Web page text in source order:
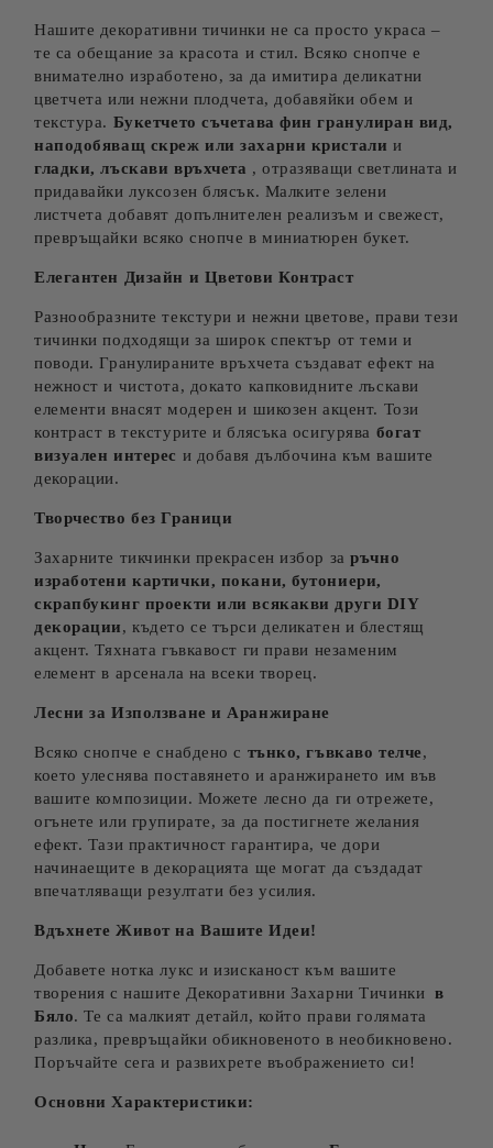
Нашите декоративни тичинки не са просто украса –
те са обещание за красота и стил. Всяко снопче е
внимателно изработено, за да имитира деликатни
цветчета или нежни плодчета, добавяйки обем и
текстура. Букетчето съчетава фин гранулиран вид,
наподобяващ скреж или захарни кристали и
гладки, лъскави връхчета , отразяващи светлината и
придавайки луксозен блясък. Малките зелени
листчета добавят допълнителен реализъм и свежест,
превръщайки всяко снопче в миниатюрен букет.
Елегантен Дизайн и Цветови Контраст
Разнообразните текстури и нежни цветове, прави тези
тичинки подходящи за широк спектър от теми и
поводи. Гранулираните връхчета създават ефект на
нежност и чистота, докато капковидните лъскави
елементи внасят модерен и шикозен акцент. Този
контраст в текстурите и блясъка осигурява богат
визуален интерес и добавя дълбочина към вашите
декорации.
Творчество без Граници
Захарните тикчинки прекрасен избор заръчно
изработени картички, покани, бутониери,
скрапбукинг проекти или всякакви други DIY
декорации, където се търси деликатен и блестящ
акцент. Тяхната гъвкавост ги прави незаменим
елемент в арсенала на всеки творец.
Лесни за Използване и Аранжиране
Всяко снопче е снабдено с тънко, гъвкаво телче,
което улеснява поставянето и аранжирането им във
вашите композиции. Можете лесно да ги отрежете,
огънете или групирате, за да постигнете желания
ефект. Тази практичност гарантира, че дори
начинаещите в декорацията ще могат да създадат
впечатляващи резултати без усилия.
Вдъхнете Живот на Вашите Идеи!
Добавете нотка лукс и изисканост към вашите
творения с нашите Декоративни Захарни Тичинкив
Бяло. Те са малкият детайл, който прави голямата
разлика, превръщайки обикновеното в необикновено.
Поръчайте сега и развихрете въображението си!
Основни Характеристики: